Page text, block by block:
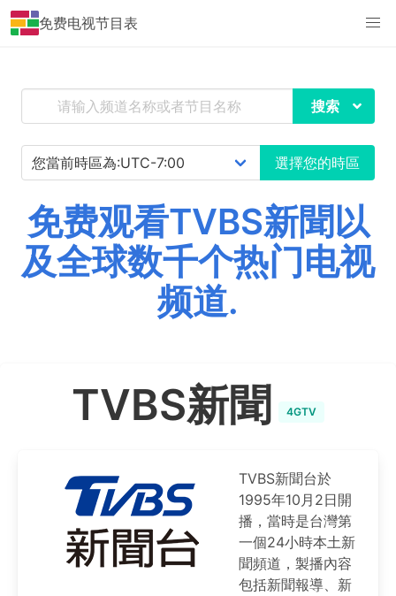
免费电视节目表
搜索
選擇您的時區
免费观看TVBS新聞以
及全球数千个热门电视
频道.
TVBS新聞 4GTV
TVBS新聞台於
1995年10月2日開
播，當時是台灣第
一個24小時本土新
聞頻道，製播內容
包括新聞報導、新